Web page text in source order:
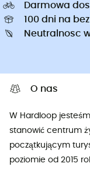
Darmowa
100 dni na
Neutralnosc
O nas
W Hardloop
stanowić centrum
początkującym
poziomie od 2015